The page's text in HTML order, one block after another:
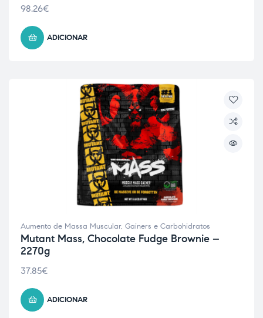
98.26€
ADICIONAR
Aumento de Massa Muscular, Gainers e Carbohidratos
Mutant Mass, Chocolate Fudge Brownie –
2270g
37.85€
ADICIONAR